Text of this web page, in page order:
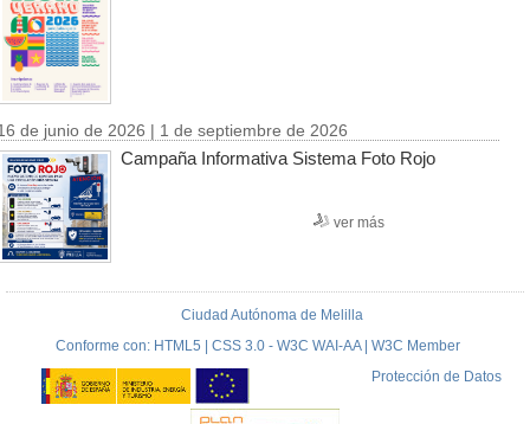
de junio de 2026 | 1 de septiembre de 2026
Campaña Informativa Sistema Foto Rojo
ver más
Ciudad Autónoma de Melilla
Conforme con: HTML5 | CSS 3.0 - W3C WAI-AA | W3C Member
Protección de Datos